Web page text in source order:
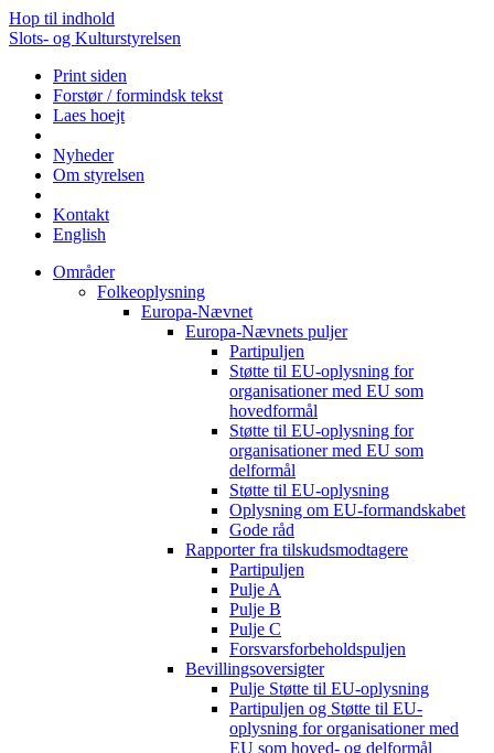
Hop til indhold
Slots- og Kulturstyrelsen
Print siden
Forstør / formindsk tekst
Laes hoejt
Nyheder
Om styrelsen
Kontakt
English
Områder
Folkeoplysning
Europa-Nævnet
Europa-Nævnets puljer
Partipuljen
Støtte til EU-oplysning for
organisationer med EU som
hovedformål
Støtte til EU-oplysning for
organisationer med EU som
delformål
Støtte til EU-oplysning
Oplysning om EU-formandskabet
Gode råd
Rapporter fra tilskudsmodtagere
Partipuljen
Pulje A
Pulje B
Pulje C
Forsvarsforbeholdspuljen
Bevillingsoversigter
Pulje Støtte til EU-oplysning
Partipuljen og Støtte til EU-
oplysning for organisationer med
EU som hoved- og delformål